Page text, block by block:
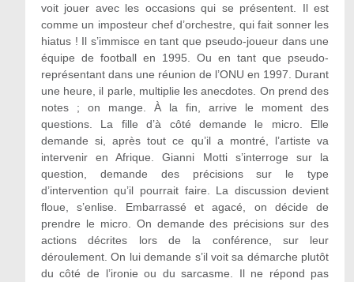
voit jouer avec les occasions qui se présentent. Il est
comme un imposteur chef d’orchestre, qui fait sonner les
hiatus ! Il s’immisce en tant que pseudo-joueur dans une
équipe de football en 1995. Ou en tant que pseudo-
représentant dans une réunion de l’ONU en 1997. Durant
une heure, il parle, multiplie les anecdotes. On prend des
notes ; on mange. À la fin, arrive le moment des
questions. La fille d’à côté demande le micro. Elle
demande si, après tout ce qu’il a montré, l’artiste va
intervenir en Afrique. Gianni Motti s’interroge sur la
question, demande des précisions sur le type
d’intervention qu’il pourrait faire. La discussion devient
floue, s’enlise. Embarrassé et agacé, on décide de
prendre le micro. On demande des précisions sur des
actions décrites lors de la conférence, sur leur
déroulement. On lui demande s’il voit sa démarche plutôt
du côté de l’ironie ou du sarcasme. Il ne répond pas